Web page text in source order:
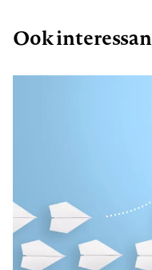
Ook